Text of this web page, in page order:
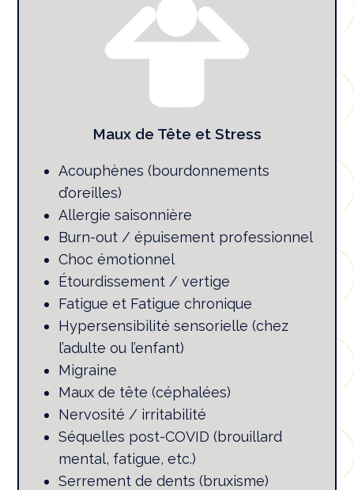
Maux de Tête et Stress
Acouphènes (bourdonnements
d’oreilles)
Allergie saisonnière
Burn-out / épuisement professionnel
Choc émotionnel
Étourdissement / vertige
Fatigue et Fatigue chronique
Hypersensibilité sensorielle (chez
l’adulte ou l’enfant)
Migraine
Maux de tête (céphalées)
Nervosité / irritabilité
Séquelles post-COVID (brouillard
mental, fatigue, etc.)
Serrement de dents (bruxisme)